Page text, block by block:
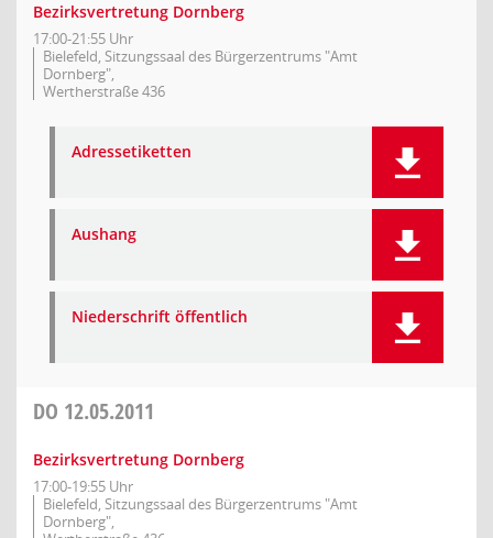
Bezirksvertretung Dornberg
17:00-21:55 Uhr
Bielefeld, Sitzungssaal des Bürgerzentrums "Amt
Dornberg",
Wertherstraße 436
Adressetiketten
Aushang
Niederschrift öffentlich
DO 12.05.2011
Bezirksvertretung Dornberg
17:00-19:55 Uhr
Bielefeld, Sitzungssaal des Bürgerzentrums "Amt
Dornberg",